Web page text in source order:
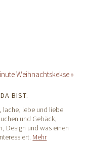
Weihnachtskekse »
BIST.
lache, lebe und liebe
und Gebäck,
Design und was einen
Mehr